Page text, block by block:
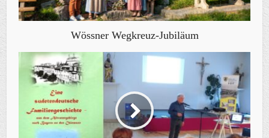
Wössner Wegkreuz-Jubiläum